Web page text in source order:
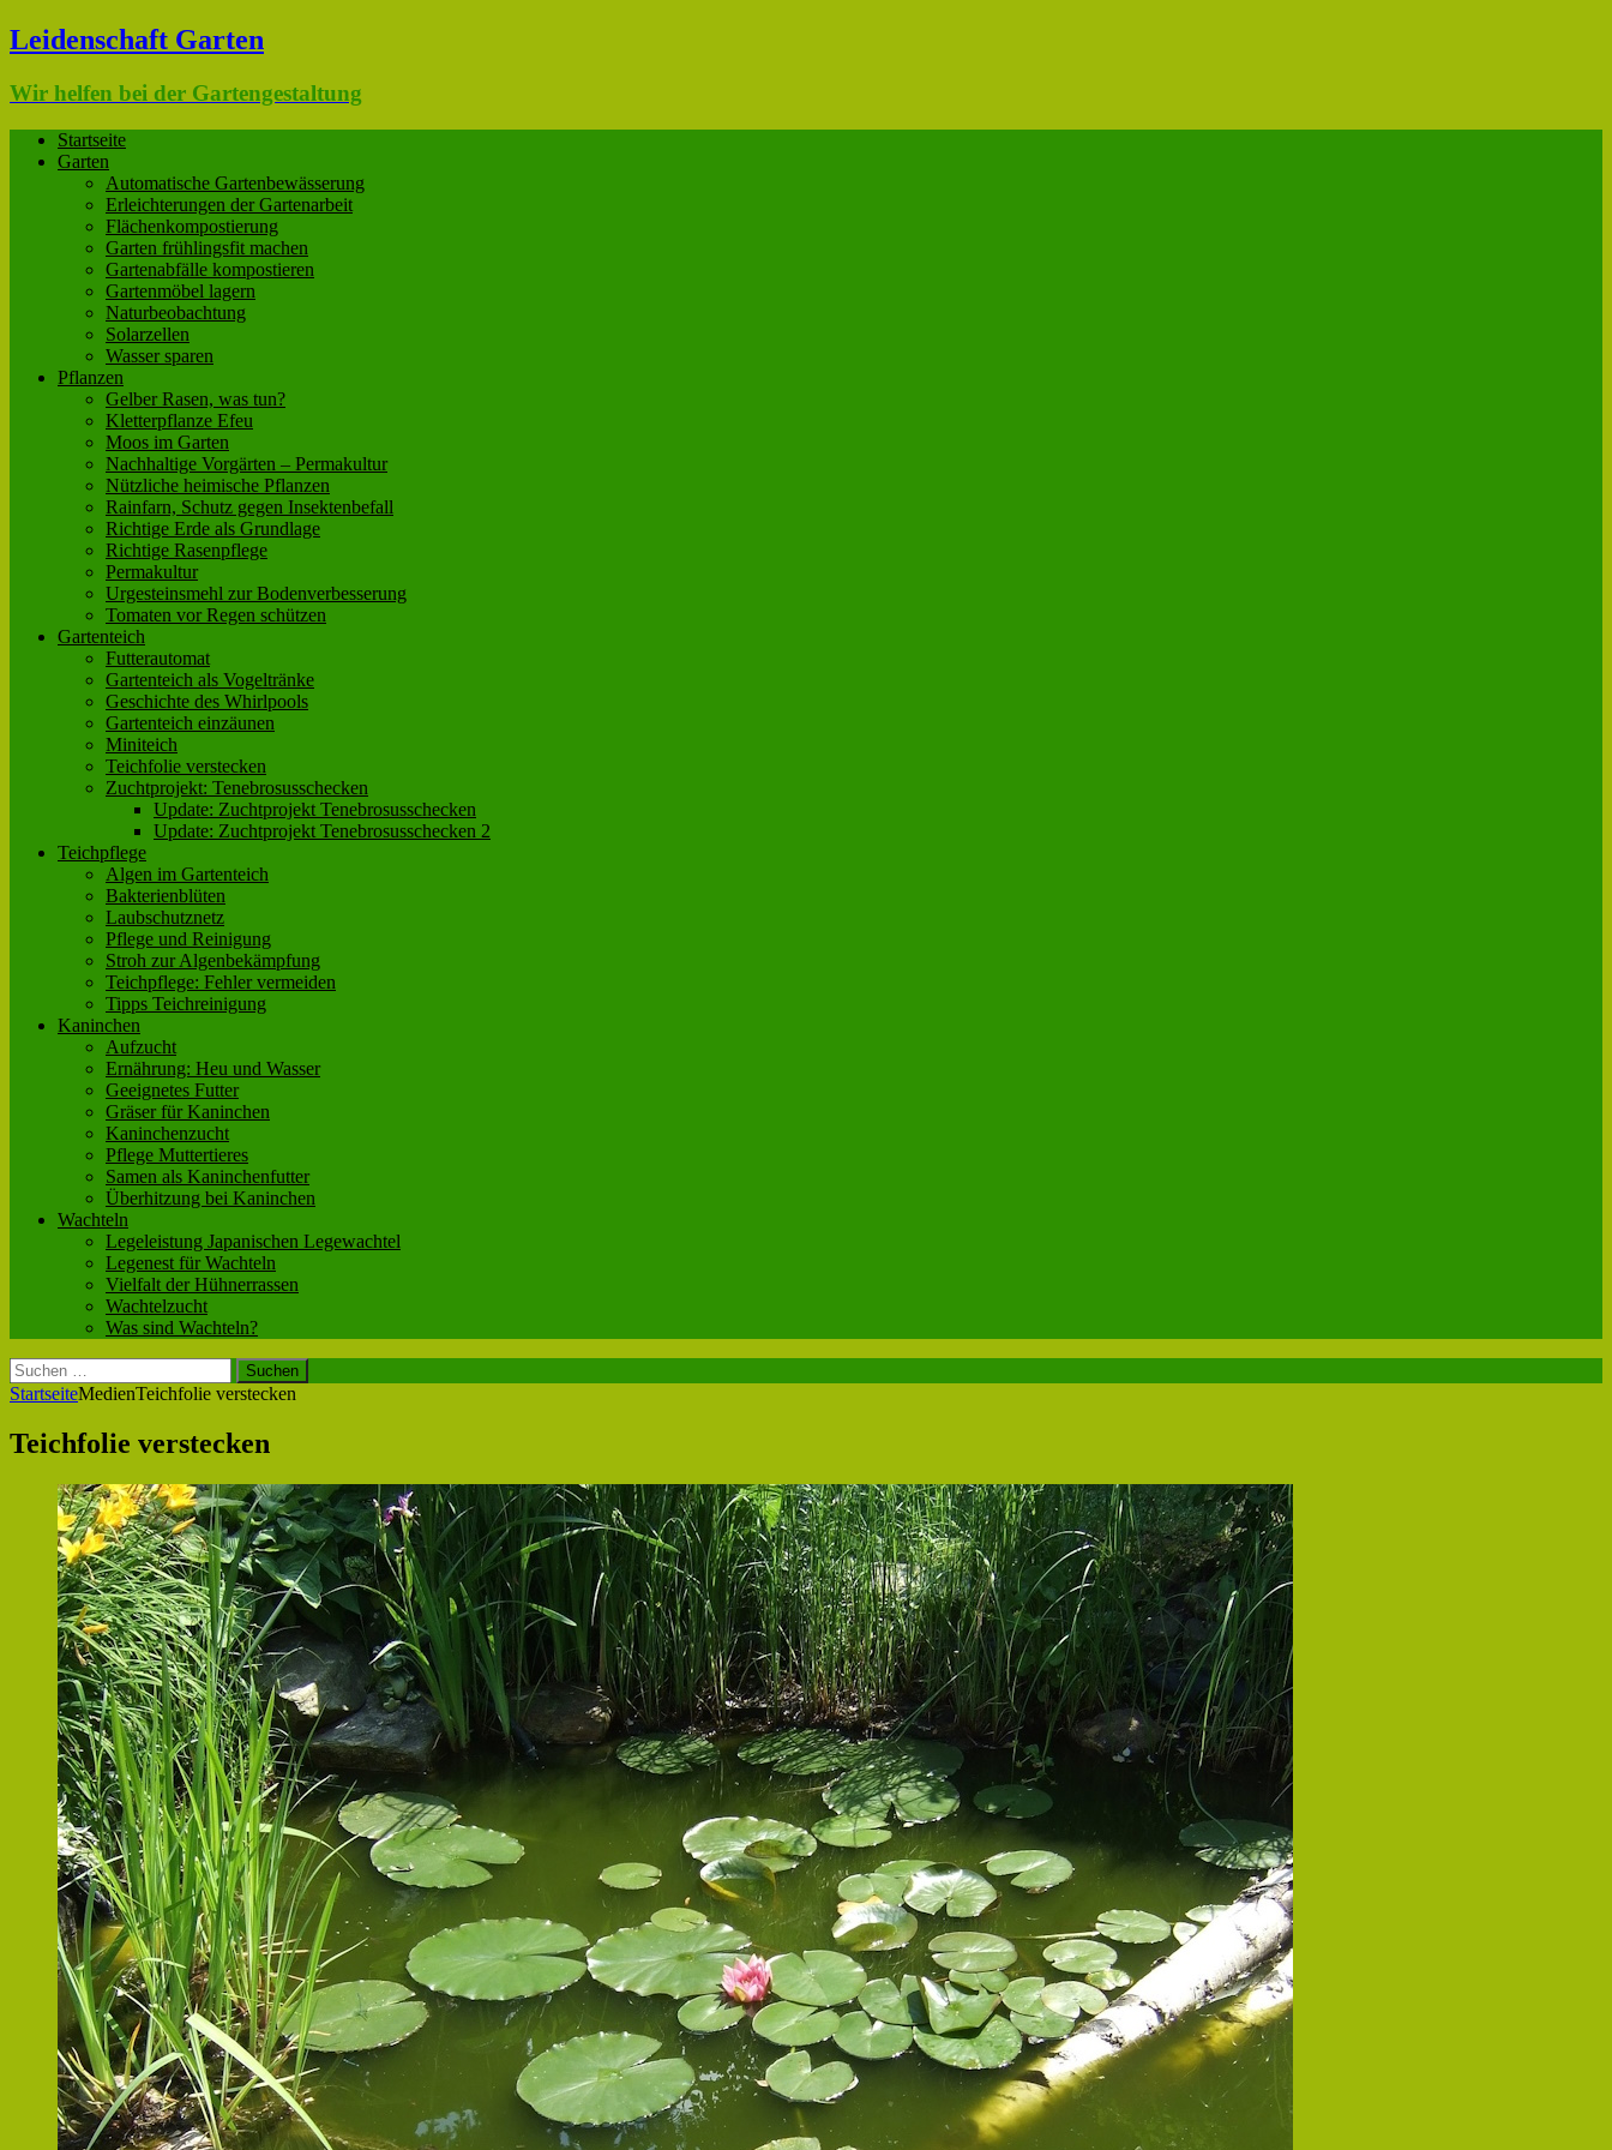
Leidenschaft Garten
Wir helfen bei der Gartengestaltung
Startseite
Garten
Automatische Gartenbewässerung
Erleichterungen der Gartenarbeit
Flächenkompostierung
Garten frühlingsfit machen
Gartenabfälle kompostieren
Gartenmöbel lagern
Naturbeobachtung
Solarzellen
Wasser sparen
Pflanzen
Gelber Rasen, was tun?
Kletterpflanze Efeu
Moos im Garten
Nachhaltige Vorgärten – Permakultur
Nützliche heimische Pflanzen
Rainfarn, Schutz gegen Insektenbefall
Richtige Erde als Grundlage
Richtige Rasenpflege
Permakultur
Urgesteinsmehl zur Bodenverbesserung
Tomaten vor Regen schützen
Gartenteich
Futterautomat
Gartenteich als Vogeltränke
Geschichte des Whirlpools
Gartenteich einzäunen
Miniteich
Teichfolie verstecken
Zuchtprojekt: Tenebrosusschecken
Update: Zuchtprojekt Tenebrosusschecken
Update: Zuchtprojekt Tenebrosusschecken 2
Teichpflege
Algen im Gartenteich
Bakterienblüten
Laubschutznetz
Pflege und Reinigung
Stroh zur Algenbekämpfung
Teichpflege: Fehler vermeiden
Tipps Teichreinigung
Kaninchen
Aufzucht
Ernährung: Heu und Wasser
Geeignetes Futter
Gräser für Kaninchen
Kaninchenzucht
Pflege Muttertieres
Samen als Kaninchenfutter
Überhitzung bei Kaninchen
Wachteln
Legeleistung Japanischen Legewachtel
Legenest für Wachteln
Vielfalt der Hühnerrassen
Wachtelzucht
Was sind Wachteln?
Suchen
nach:
StartseiteMedienTeichfolie verstecken
Teichfolie verstecken